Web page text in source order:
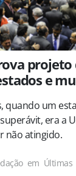
e
quando um
era a
não atingido.
em Últimas